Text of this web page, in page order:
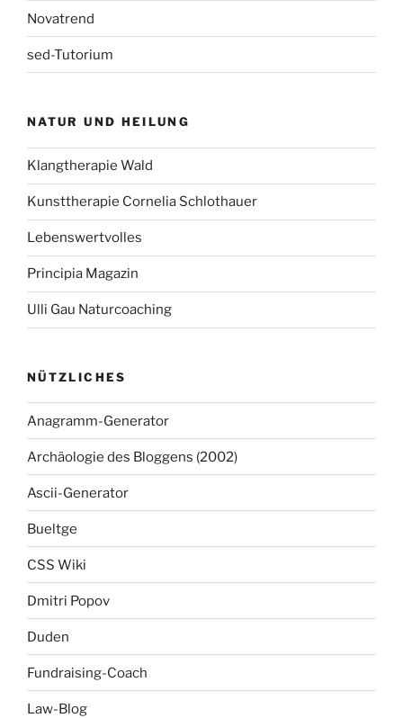
Novatrend
sed-Tutorium
NATUR UND HEILUNG
Klangtherapie Wald
Kunsttherapie Cornelia Schlothauer
Lebenswertvolles
Principia Magazin
Ulli Gau Naturcoaching
NÜTZLICHES
Anagramm-Generator
Archäologie des Bloggens (2002)
Ascii-Generator
Bueltge
CSS Wiki
Dmitri Popov
Duden
Fundraising-Coach
Law-Blog